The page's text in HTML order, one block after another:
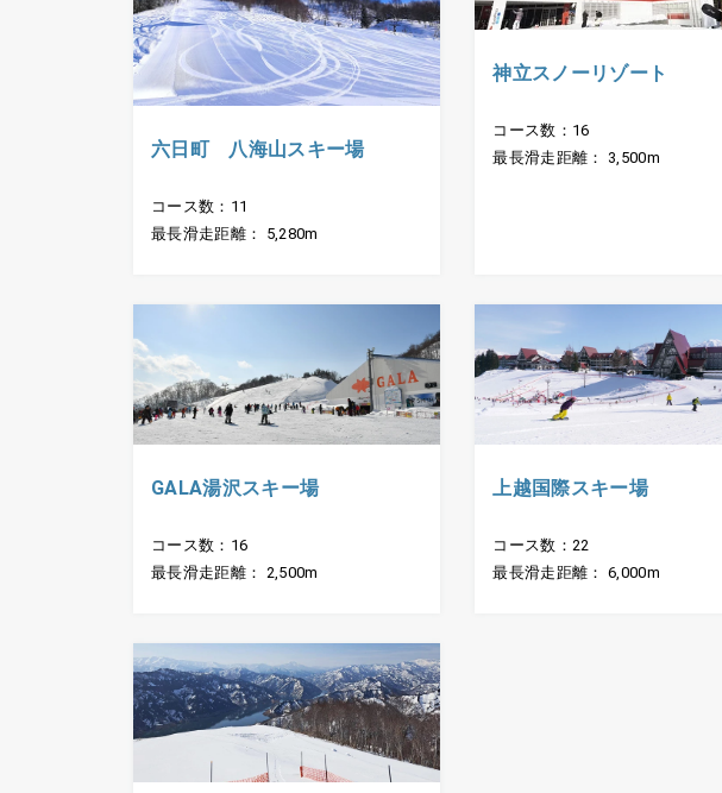
六日町 八海山スキー場
コース数：11
最長滑走距離： 5,280m
神立スノーリゾート
コース数：16
最長滑走距離： 3,500m
GALA湯沢スキー場
コース数：16
最長滑走距離： 2,500m
上越国際スキー場
コース数：22
最長滑走距離： 6,000m